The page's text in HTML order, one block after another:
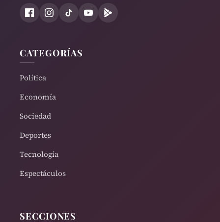
CATEGORÍAS
Política
Economía
Sociedad
Deportes
Tecnología
Espectáculos
SECCIONES